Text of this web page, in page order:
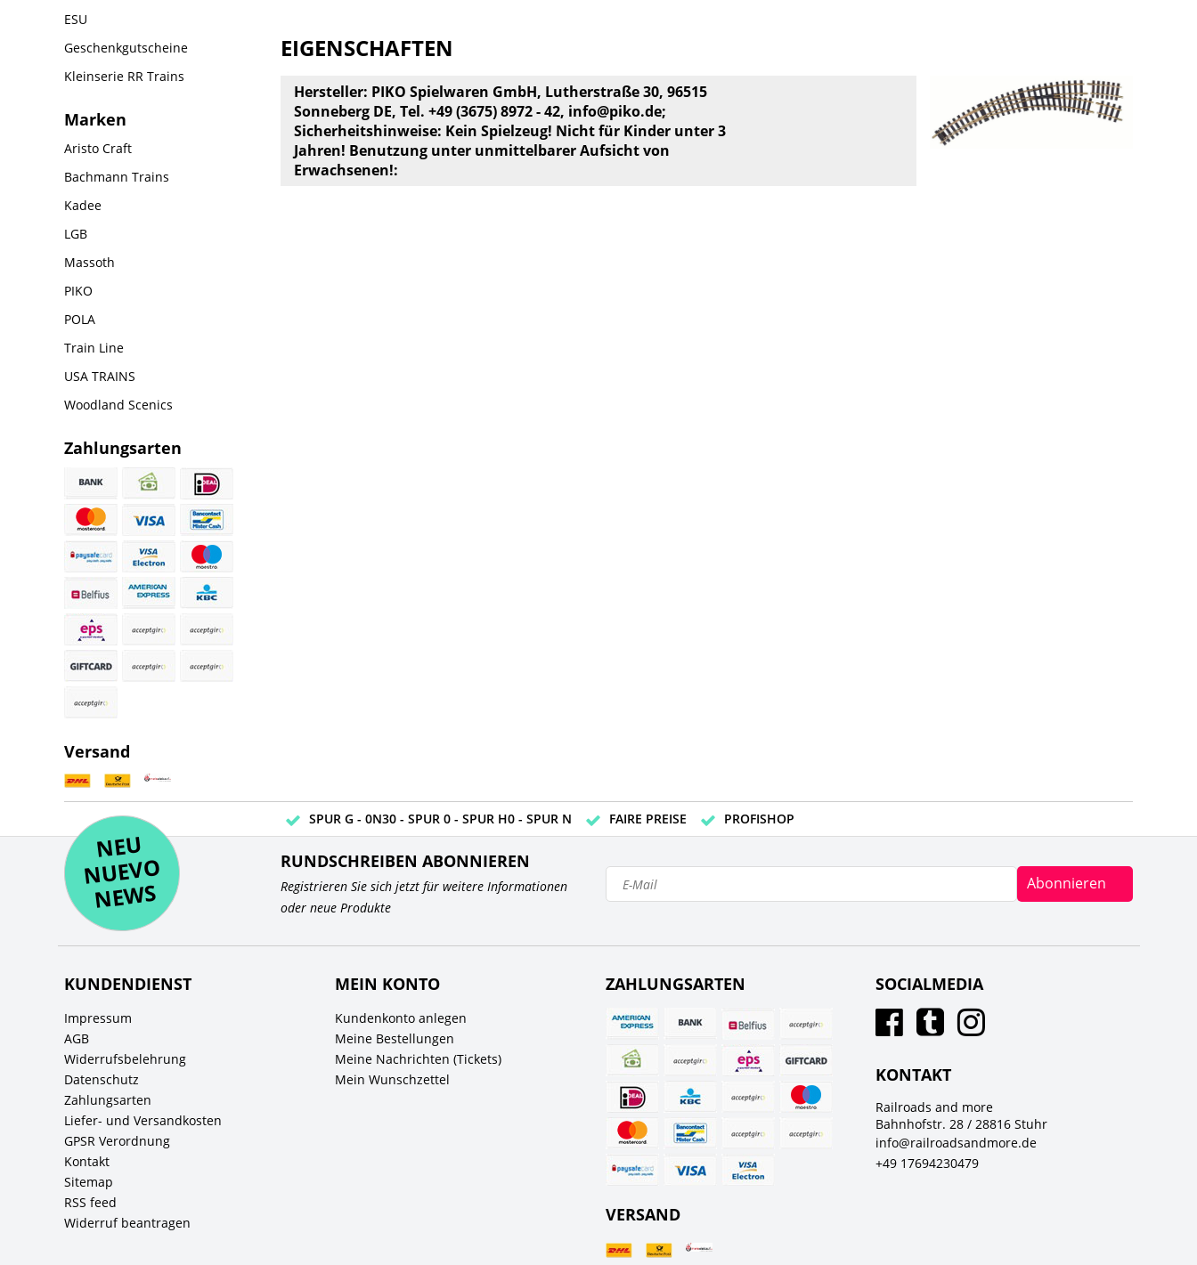
ESU
Geschenkgutscheine
Kleinserie RR Trains
Marken
Aristo Craft
Bachmann Trains
Kadee
LGB
Massoth
PIKO
POLA
Train Line
USA TRAINS
Woodland Scenics
Zahlungsarten
Versand
EIGENSCHAFTEN
Hersteller: PIKO Spielwaren GmbH, Lutherstraße 30, 96515
Sonneberg DE, Tel. +49 (3675) 8972 - 42, info@piko.de;
Sicherheitshinweise: Kein Spielzeug! Nicht für Kinder unter 3
Jahren! Benutzung unter unmittelbarer Aufsicht von
Erwachsenen!:
SPUR G - 0N30 - SPUR 0 - SPUR H0 - SPUR N FAIRE PREISE PROFISHOP
NE
U
N
UEV
O
NE
WS
RUNDSCHREIBEN ABONNIEREN
Registrieren Sie sich jetzt für weitere Informationen
oder neue Produkte
Abonnieren
KUNDENDIENST
Impressum
AGB
Widerrufsbelehrung
Datenschutz
Zahlungsarten
Liefer- und Versandkosten
GPSR Verordnung
Kontakt
Sitemap
RSS feed
Widerruf beantragen
MEIN KONTO
Kundenkonto anlegen
Meine Bestellungen
Meine Nachrichten (Tickets)
Mein Wunschzettel
ZAHLUNGSARTEN
VERSAND
SOCIALMEDIA
KONTAKT
Railroads and more
Bahnhofstr. 28 / 28816 Stuhr
info@railroadsandmore.de
+49 17694230479